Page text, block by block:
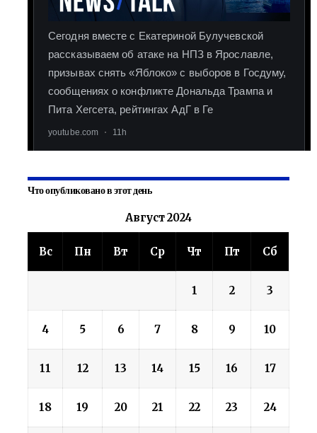
Что опубликовано в этот день
Август 2024
Вс Пн Вт Ср Чт Пт Сб
1 2 3
4 5 6 7 8 9 10
11 12 13 14 15 16 17
18 19 20 21 22 23 24